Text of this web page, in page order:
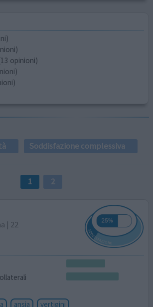
opinioni)
Soddisfazione complessiva
1 2
| 22
ansia
vertigini